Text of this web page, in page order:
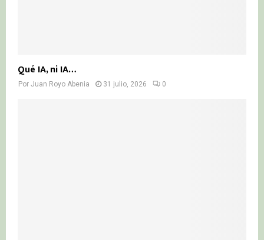
Qué IA, ni IA…
Por Juan Royo Abenia 31 julio, 2026 0